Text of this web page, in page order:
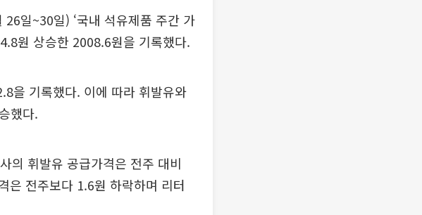
일~30일) ‘국내 석유제품 주간 가
원 상승한 2008.6원을 기록했다.
을 기록했다. 이에 따라 휘발유와
했다.
의 휘발유 공급가격은 전주 대비
은 전주보다 1.6원 하락하며 리터